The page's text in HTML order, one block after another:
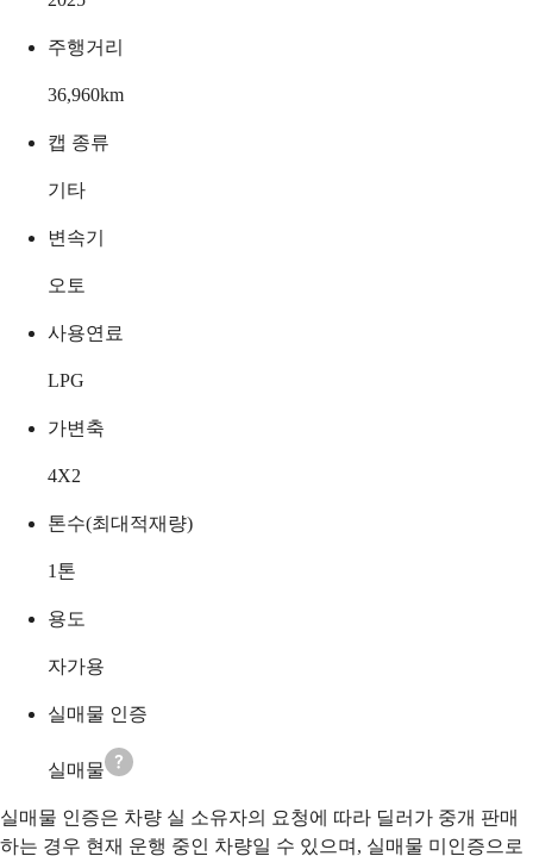
주행거리
36,960km
캡 종류
기타
변속기
오토
사용연료
LPG
가변축
4X2
톤수(최대적재량)
1 톤
용도
자가용
실매물 인증
실매물
실매물 인증은 차량 실 소유자의 요청에 따라 딜러가 중개 판매
하는 경우 현재 운행 중인 차량일 수 있으며, 실매물 미인증으로